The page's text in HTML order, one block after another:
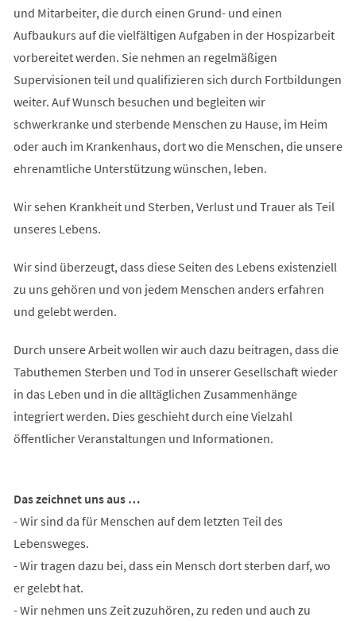
und Mitarbeiter, die durch einen Grund- und einen
Aufbaukurs auf die vielfältigen Aufgaben in der Hospizarbeit
vorbereitet werden. Sie nehmen an regelmäßigen
Supervisionen teil und qualifizieren sich durch Fortbildungen
weiter. Auf Wunsch besuchen und begleiten wir
schwerkranke und sterbende Menschen zu Hause, im Heim
oder auch im Krankenhaus, dort wo die Menschen, die unsere
ehrenamtliche Unterstützung wünschen, leben.
Wir sehen Krankheit und Sterben, Verlust und Trauer als Teil
unseres Lebens.
Wir sind überzeugt, dass diese Seiten des Lebens existenziell
zu uns gehören und von jedem Menschen anders erfahren
und gelebt werden.
Durch unsere Arbeit wollen wir auch dazu beitragen, dass die
Tabuthemen Sterben und Tod in unserer Gesellschaft wieder
in das Leben und in die alltäglichen Zusammenhänge
integriert werden. Dies geschieht durch eine Vielzahl
öffentlicher Veranstaltungen und Informationen.
Das zeichnet uns aus …
- Wir sind da für Menschen auf dem letzten Teil des
Lebensweges.
- Wir tragen dazu bei, dass ein Mensch dort sterben darf, wo
er gelebt hat.
- Wir nehmen uns Zeit zuzuhören, zu reden und auch zu